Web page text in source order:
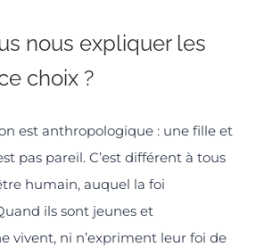
nous expliquer les
choix ?
est anthropologique : une fille et
pas pareil. C’est différent à tous
humain, auquel la foi
ils sont jeunes et
vivent, ni n’expriment leur foi de